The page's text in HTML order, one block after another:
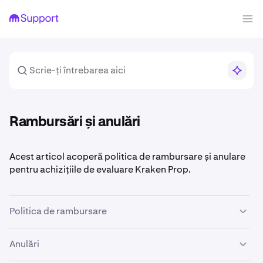
Rambursări și anulări
Acest articol acoperă politica de rambursare și anulare
pentru achizițiile de evaluare Kraken Prop.
Politica de rambursare
Politica de rambursare și stornare este prezentată în
Anulări